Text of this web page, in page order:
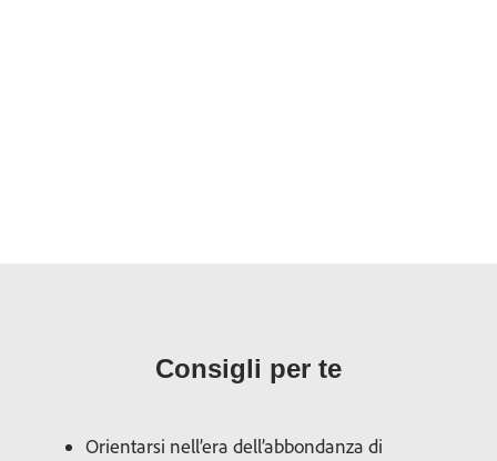
Consigli per te
Orientarsi nell’era dell’abbondanza di